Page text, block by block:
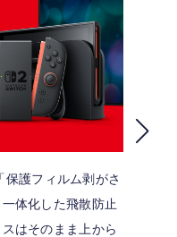
ア
護フィルム剥がさ
体化した飛散防止
はそのまま上から